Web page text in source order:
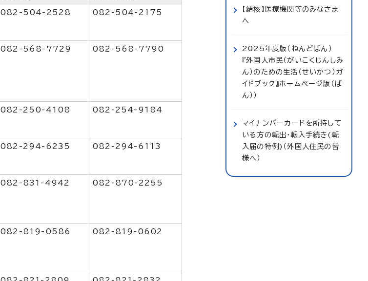
082-504-2528 082-504-2175
082-568-7729 082-568-7790
082-250-4108 082-254-9184
082-294-6235 082-294-6113
082-831-4942 082-870-2255
082-819-0586 082-819-0602
【結核】医療機関等のみなさま
へ
2025年度版（ねんどばん）
『外国人市民（がいこくじんしみ
ん）のための生活（せいかつ）ガ
イドブック』ホームページ版（ば
ん））
マイナンバーカードを所持して
いる方の転出・転入手続き(転
入届の特例)（外国人住民の皆
様へ）